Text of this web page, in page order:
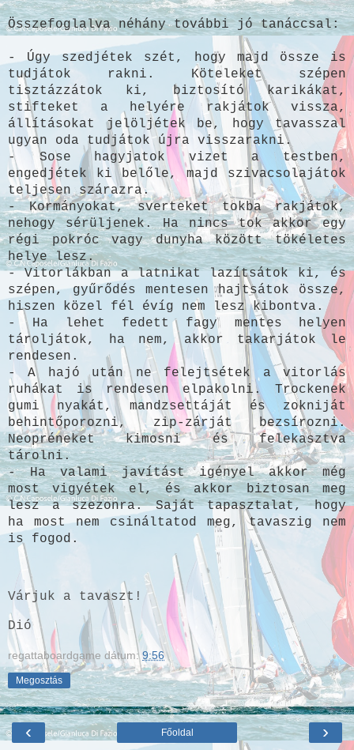
Összefoglalva néhány további jó tanáccsal:
- Úgy szedjétek szét, hogy majd össze is
tudjátok rakni. Köteleket szépen
tisztázzátok ki, biztosító karikákat,
stifteket a helyére rakjátok vissza,
állításokat jelöljétek be, hogy tavasszal
ugyan oda tudjátok újra visszarakni.
- Sose hagyjatok vizet a testben,
engedjétek ki belőle, majd szivacsolajátok
teljesen szárazra.
- Kormányokat, sverteket tokba rakjátok,
nehogy sérüljenek. Ha nincs tok akkor egy
régi pokróc vagy dunyha között tökéletes
helye lesz.
- Vitorlákban a latnikat lazítsátok ki, és
szépen, gyűrődés mentesen hajtsátok össze,
hiszen közel fél évíg nem lesz kibontva.
- Ha lehet fedett fagy mentes helyen
tároljátok, ha nem, akkor takarjátok le
rendesen.
- A hajó után ne felejtsétek a vitorlás
ruhákat is rendesen elpakolni. Trockenek
gumi nyakát, mandzsettáját és zokniját
behintőporozni, zip-zárját bezsírozni.
Neopréneket kimosni és felekasztva
tárolni.
- Ha valami javítást igényel akkor még
most vigyétek el, és akkor biztosan meg
lesz a szezonra. Saját tapasztalat, hogy
ha most nem csináltatod meg, tavaszig nem
is fogod.
Várjuk a tavaszt!
Dió
regattaboardgame dátum:9:56
Megosztás
‹ ›
Főoldal